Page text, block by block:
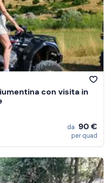
con visita in
da 90 €
per quad